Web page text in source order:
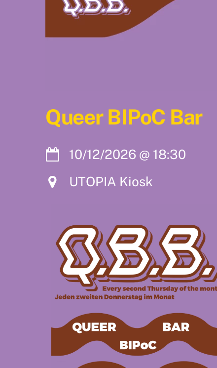
Queer BIPoC Bar
10/12/2026 @ 18:30
UTOPIA Kiosk